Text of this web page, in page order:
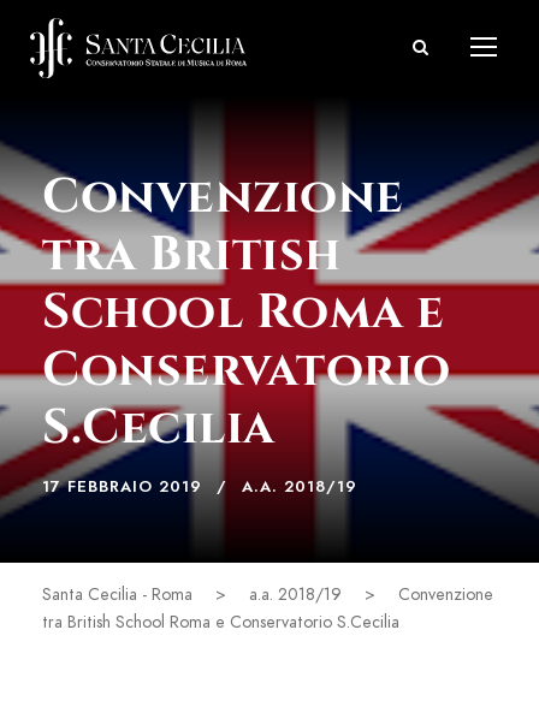
Convenzione
tra British
School Roma e
Conservatorio
S.Cecilia
17 FEBBRAIO 2019 A.A. 2018/19
Santa Cecilia - Roma > a.a. 2018/19 >
Convenzione
tra British School Roma e Conservatorio S.Cecilia